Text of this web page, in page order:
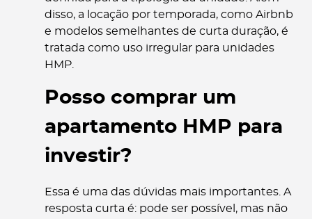
disso, a locação por temporada, como Airbnb
e modelos semelhantes de curta duração, é
tratada como uso irregular para unidades
HMP.
Posso comprar um
apartamento HMP para
investir?
Essa é uma das dúvidas mais importantes. A
resposta curta é: pode ser possível, mas não